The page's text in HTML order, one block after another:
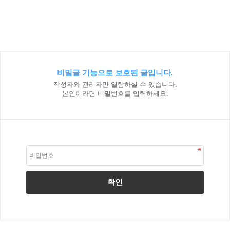
비밀글 기능으로 보호된 글입니다.
작성자와 관리자만 열람하실 수 있습니다.
본인이라면 비밀번호를 입력하세요.